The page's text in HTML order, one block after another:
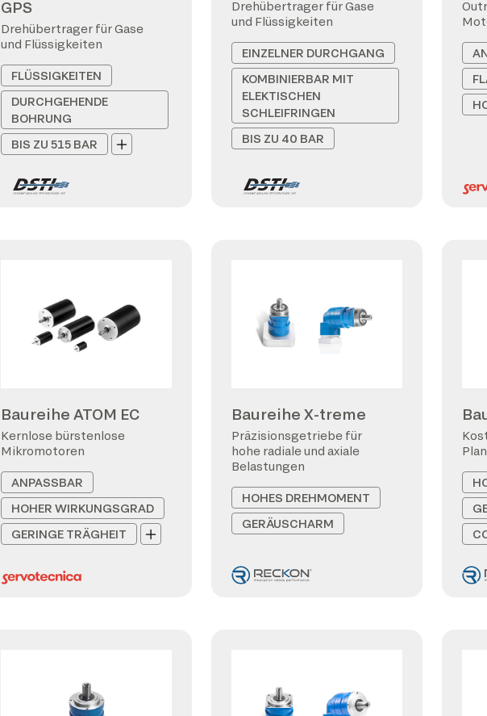
GPS
Drehübertrager für Gase
und Flüssigkeiten
FLÜSSIGKEITEN
DURCHGEHENDE
BOHRUNG
BIS ZU 515 BAR
Drehübertrager für Gase
und Flüssigkeiten
EINZELNER DURCHGANG
KOMBINIERBAR MIT
ELEKTISCHEN
SCHLEIFRINGEN
BIS ZU 40 BAR
Baureihe ATOM EC
Kernlose bürstenlose
Mikromotoren
ANPASSBAR
HOHER WIRKUNGSGRAD
GERINGE TRÄGHEIT
Baureihe X-treme
Präzisionsgetriebe für
hohe radiale und axiale
Belastungen
HOHES DREHMOMENT
GERÄUSCHARM